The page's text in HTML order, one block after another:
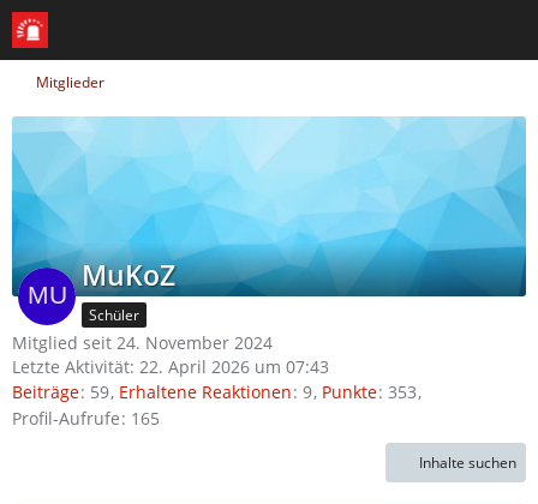
Mitglieder
MuKoZ
Schüler
Mitglied seit 24. November 2024
Letzte Aktivität: 22. April 2026 um 07:43
Beiträge 59 Erhaltene Reaktionen 9 Punkte 353
Profil-Aufrufe 165
Inhalte suchen